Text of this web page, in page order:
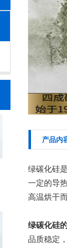
产品内
绿碳化硅
一定的导
高温烘干
绿碳化硅
品质稳定